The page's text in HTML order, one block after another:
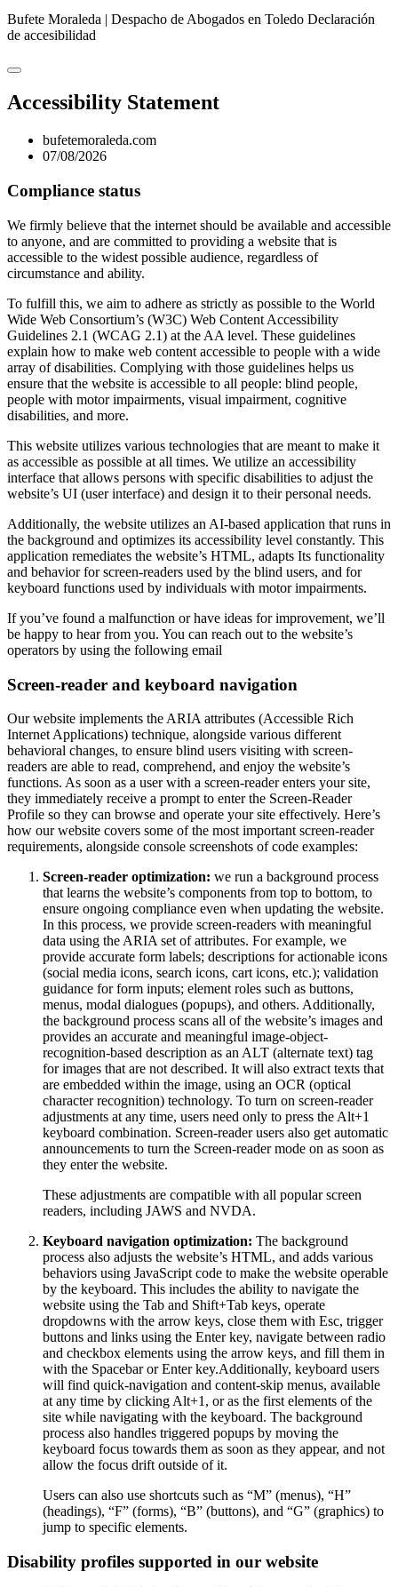
Bufete Moraleda | Despacho de Abogados en Toledo Declaración
de accesibilidad
Accessibility Statement
bufetemoraleda.com
07/08/2026
Compliance status
We firmly believe that the internet should be available and accessible
to anyone, and are committed to providing a website that is
accessible to the widest possible audience, regardless of
circumstance and ability.
To fulfill this, we aim to adhere as strictly as possible to the World
Wide Web Consortium’s (W3C) Web Content Accessibility
Guidelines 2.1 (WCAG 2.1) at the AA level. These guidelines
explain how to make web content accessible to people with a wide
array of disabilities. Complying with those guidelines helps us
ensure that the website is accessible to all people: blind people,
people with motor impairments, visual impairment, cognitive
disabilities, and more.
This website utilizes various technologies that are meant to make it
as accessible as possible at all times. We utilize an accessibility
interface that allows persons with specific disabilities to adjust the
website’s UI (user interface) and design it to their personal needs.
Additionally, the website utilizes an AI-based application that runs in
the background and optimizes its accessibility level constantly. This
application remediates the website’s HTML, adapts Its functionality
and behavior for screen-readers used by the blind users, and for
keyboard functions used by individuals with motor impairments.
If you’ve found a malfunction or have ideas for improvement, we’ll
be happy to hear from you. You can reach out to the website’s
operators by using the following email
Screen-reader and keyboard navigation
Our website implements the ARIA attributes (Accessible Rich
Internet Applications) technique, alongside various different
behavioral changes, to ensure blind users visiting with screen-
readers are able to read, comprehend, and enjoy the website’s
functions. As soon as a user with a screen-reader enters your site,
they immediately receive a prompt to enter the Screen-Reader
Profile so they can browse and operate your site effectively. Here’s
how our website covers some of the most important screen-reader
requirements, alongside console screenshots of code examples:
Screen-reader optimization: we run a background process
that learns the website’s components from top to bottom, to
ensure ongoing compliance even when updating the website.
In this process, we provide screen-readers with meaningful
data using the ARIA set of attributes. For example, we
provide accurate form labels; descriptions for actionable icons
(social media icons, search icons, cart icons, etc.); validation
guidance for form inputs; element roles such as buttons,
menus, modal dialogues (popups), and others. Additionally,
the background process scans all of the website’s images and
provides an accurate and meaningful image-object-
recognition-based description as an ALT (alternate text) tag
for images that are not described. It will also extract texts that
are embedded within the image, using an OCR (optical
character recognition) technology. To turn on screen-reader
adjustments at any time, users need only to press the Alt+1
keyboard combination. Screen-reader users also get automatic
announcements to turn the Screen-reader mode on as soon as
they enter the website.
These adjustments are compatible with all popular screen
readers, including JAWS and NVDA.
Keyboard navigation optimization: The background
process also adjusts the website’s HTML, and adds various
behaviors using JavaScript code to make the website operable
by the keyboard. This includes the ability to navigate the
website using the Tab and Shift+Tab keys, operate
dropdowns with the arrow keys, close them with Esc, trigger
buttons and links using the Enter key, navigate between radio
and checkbox elements using the arrow keys, and fill them in
with the Spacebar or Enter key.Additionally, keyboard users
will find quick-navigation and content-skip menus, available
at any time by clicking Alt+1, or as the first elements of the
site while navigating with the keyboard. The background
process also handles triggered popups by moving the
keyboard focus towards them as soon as they appear, and not
allow the focus drift outside of it.
Users can also use shortcuts such as “M” (menus), “H”
(headings), “F” (forms), “B” (buttons), and “G” (graphics) to
jump to specific elements.
Disability profiles supported in our website